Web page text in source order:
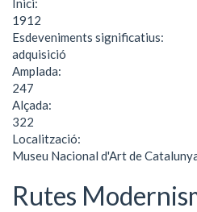
1912
Esdeveniments significatius:
adquisició
Amplada:
247
Alçada:
322
Localització:
Museu Nacional d'Art de
Rutes